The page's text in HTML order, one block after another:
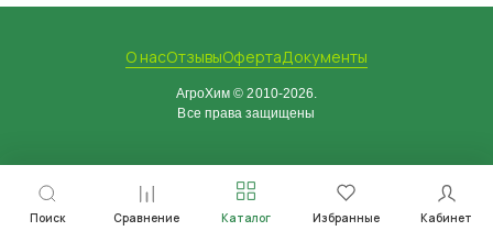
Поиск Сравнение Каталог Избранные Кабинет
О насОтзывыОфертаДокументы
АгроХим © 2010-2026.
Все права защищены